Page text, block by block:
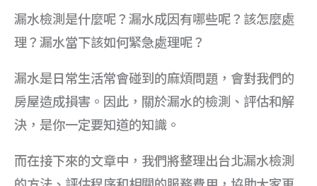
漏水檢測是什麼呢？漏水成因有哪些呢？該怎麼處
理？漏水當下該如何緊急處理呢？
漏水是日常生活常會碰到的麻煩問題，會對我們的
房屋造成損害。因此，關於漏水的檢測、評估和解
決，是你一定要知道的知識。
而在接下來的文章中，我們將整理出台北漏水檢測